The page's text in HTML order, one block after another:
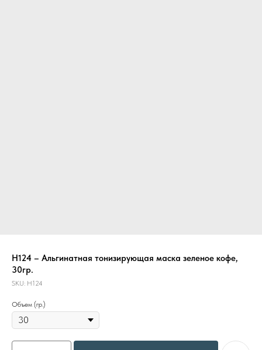
Н124 – Альгинатная тонизирующая маска зеленое кофе,
30гр.
SKU: Н124
Объем (гр.)